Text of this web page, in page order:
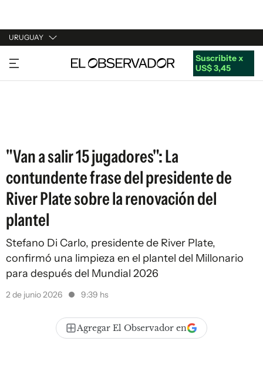
URUGUAY
URUGUAY
ARGENTINA
Suscribite x
US$ 3,45
"Van a salir 15 jugadores": La
contundente frase del presidente de
River Plate sobre la renovación del
plantel
Stefano Di Carlo, presidente de River Plate,
confirmó una limpieza en el plantel del Millonario
para después del Mundial 2026
2 de junio 2026 9:39 hs
Agregar El Observador en